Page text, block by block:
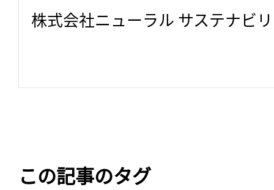
株式会社ニューラル サステナビ
この記事のタグ